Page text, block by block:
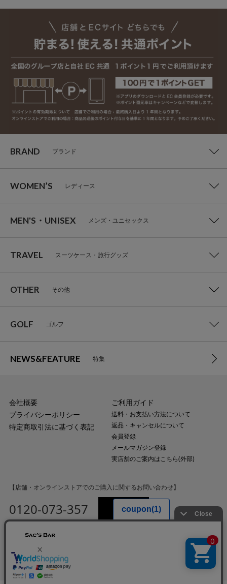
BRAND ブランド
WOMEN’S レディース
MEN'S・UNISEX メンズ・ユニセックス
TRAVEL スーツケース・旅行グッズ
OTHER その他
GOLF ゴルフ
NEWS&FEATURE 特集
会社概要
プライバシーポリシー
特定商取引法に基づく表記
ご利用ガイド
送料・お支払い方法について
返品・キャンセルについて
会員登録
メールマガジン登録
実店舗のご案内はこちら(外部)
【店舗・オンラインストアでのご購入に関するお問い合わせ】
0120-073-357 MAIL
（土・日・祝日・年末年始を除く）